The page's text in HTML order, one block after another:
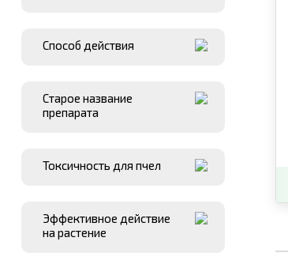
Способ действия
Старое название
препарата
Токсичность для пчел
Эффективное действие
на растение